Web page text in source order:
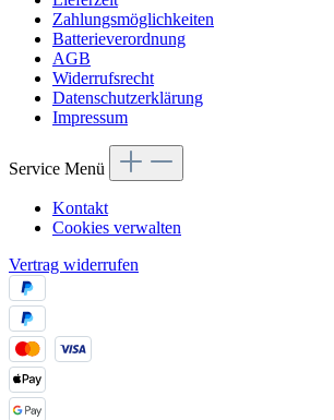
Zahlungsmöglichkeiten
Batterieverordnung
AGB
Widerrufsrecht
Datenschutzerklärung
Impressum
Service Menü
Kontakt
Cookies verwalten
Vertrag widerrufen